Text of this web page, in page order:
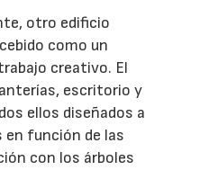
otro edificio
como un
creativo. El
escritorio y
ellos diseñados a
en función de las
con los árboles